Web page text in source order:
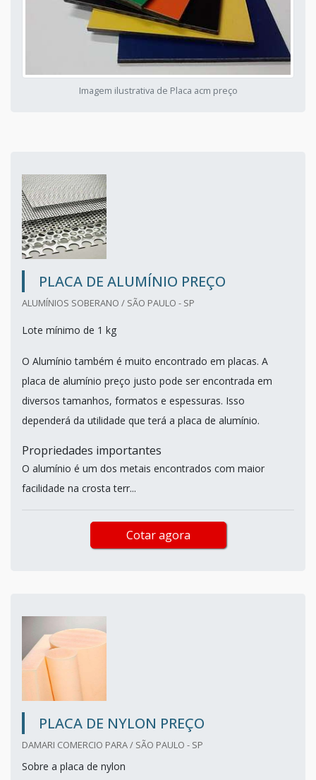
Imagem ilustrativa de Placa acm preço
PLACA DE ALUMÍNIO PREÇO
ALUMÍNIOS SOBERANO / SÃO PAULO - SP
Lote mínimo de 1 kg
O Alumínio também é muito encontrado em placas. A
placa de alumínio preço justo pode ser encontrada em
diversos tamanhos, formatos e espessuras. Isso
dependerá da utilidade que terá a placa de alumínio.
Propriedades importantes
O alumínio é um dos metais encontrados com maior
facilidade na crosta terr...
Cotar agora
PLACA DE NYLON PREÇO
DAMARI COMERCIO PARA / SÃO PAULO - SP
Sobre a placa de nylon